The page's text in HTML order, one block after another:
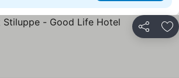
Partilhar